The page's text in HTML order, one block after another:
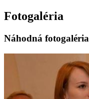
Fotogaléria
Náhodná fotogaléria